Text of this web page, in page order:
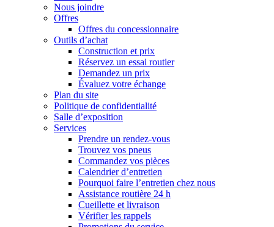
Nous joindre
Offres
Offres du concessionnaire
Outils d’achat
Construction et prix
Réservez un essai routier
Demandez un prix
Évaluez votre échange
Plan du site
Politique de confidentialité
Salle d’exposition
Services
Prendre un rendez-vous
Trouvez vos pneus
Commandez vos pièces
Calendrier d’entretien
Pourquoi faire l’entretien chez nous
Assistance routière 24 h
Cueillette et livraison
Vérifier les rappels